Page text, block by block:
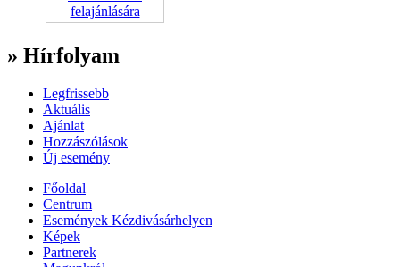
» Hírfolyam
Legfrissebb
Aktuális
Ajánlat
Hozzászólások
Új esemény
Főoldal
Centrum
Események Kézdivásárhelyen
Képek
Partnerek